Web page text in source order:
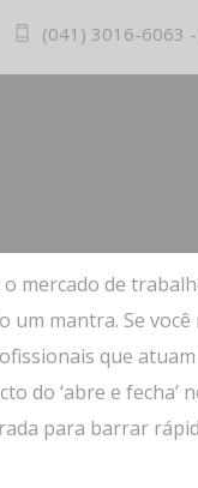
(041) 3016-6063
mercado de
um mantra. Se
que
do ‘abre e fecha’
para barrar